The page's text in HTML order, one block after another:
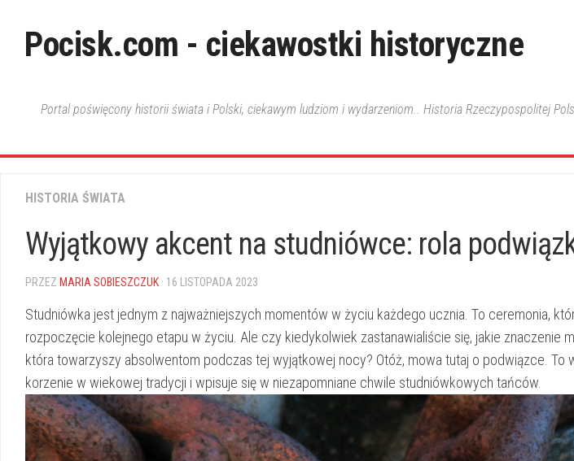
contentPocisk.com - ciekawostki historyczne
Portal poświęcony historii świata i Polski, ciekawym ludziom i wydarzeniom.. Historia Rzeczypospolitej
HISTORIA ŚWIATA
Wyjątkowy akcent na studniówce: rola
PRZEZ MARIA SOBIESZCZUK · 16 LISTOPADA 2023
Studniówka jest jednym z najważniejszych momentów w życiu każdego ucznia. To ceremonia,
rozpoczęcie kolejnego‍ etapu w życiu. Ale czy kiedykolwiek zastanawialiście się, jakie‍ znaczenie
która towarzyszy absolwentom podczas tej wyjątkowej nocy? Otóż, mowa tutaj o podwiązce. ⁢To
korzenie w wiekowej tradycji ‌i wpisuje się w niezapomniane chwile studniówkowych tańców.